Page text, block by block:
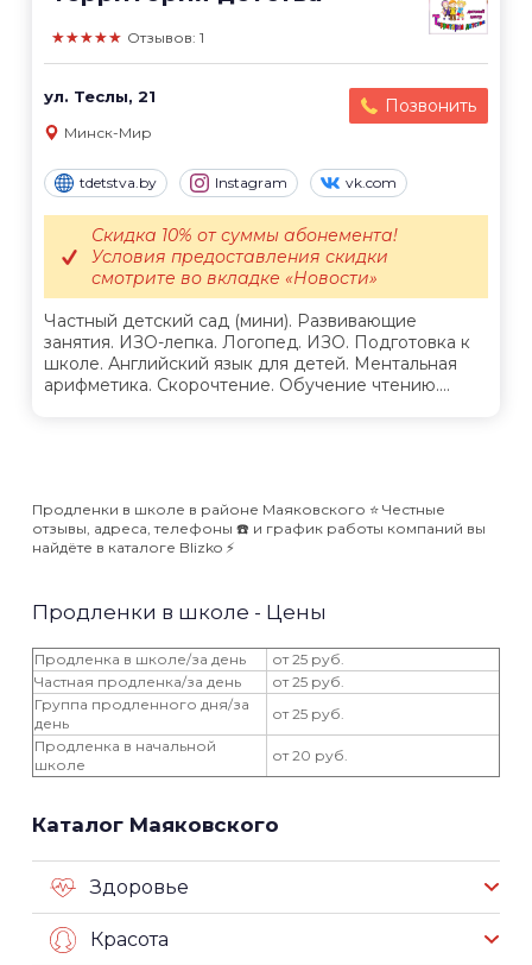
★★★★★ Отзывов: 1
ул. Теслы, 21 Позвонить
Минск-Мир
tdetstva.by Instagram vk.com
Частный детский сад (мини). Развивающие
занятия. ИЗО-лепка. Логопед. ИЗО. Подготовка к
школе. Английский язык для детей. Ментальная
арифметика. Скорочтение. Обучение чтению....
Скидка 10% от суммы абонемента!
Условия предоставления скидки
смотрите во вкладке «Новости»
Продленки в школе в районе Маяковского ⭐️ Честные
отзывы, адреса, телефоны ☎️ и график работы компаний вы
найдёте в каталоге Blizko ⚡️
Продленки в школе - Цены
Продленка в школе/за день
от 25 руб.
Частная продленка/за день
от 25 руб.
Группа продленного дня/за
день
от 25 руб.
Продленка в начальной
школе
от 20 руб.
Каталог Маяковского
Здоровье
Красота